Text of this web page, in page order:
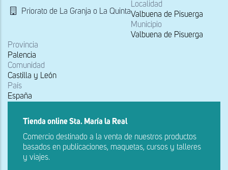
Priorato de La Granja o La Quinta
Localidad
Valbuena de Pisuerga
Municipio
Valbuena de Pisuerga
Provincia
Palencia
Comunidad
Castilla y León
País
España
Tienda online Sta. María la Real
Comercio destinado a la venta de nuestros productos
basados en publicaciones, maquetas, cursos y talleres
y viajes.